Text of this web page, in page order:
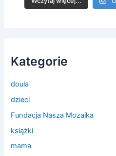
Kategorie
doula
dzieci
Fundacja Nasza Mozaika
książki
mama